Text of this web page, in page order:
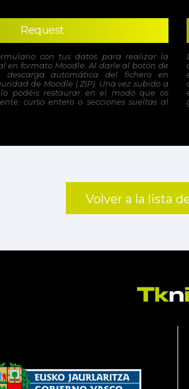
Request
con tus datos para realizar la
en formato Moodle. Al darle al botón de
descarga automática del fichero en
de Moodle (.ZIP). Una vez subido a
podéis restaurar en el modo que os
curso entero o secciones sueltas al
Volver a la lista